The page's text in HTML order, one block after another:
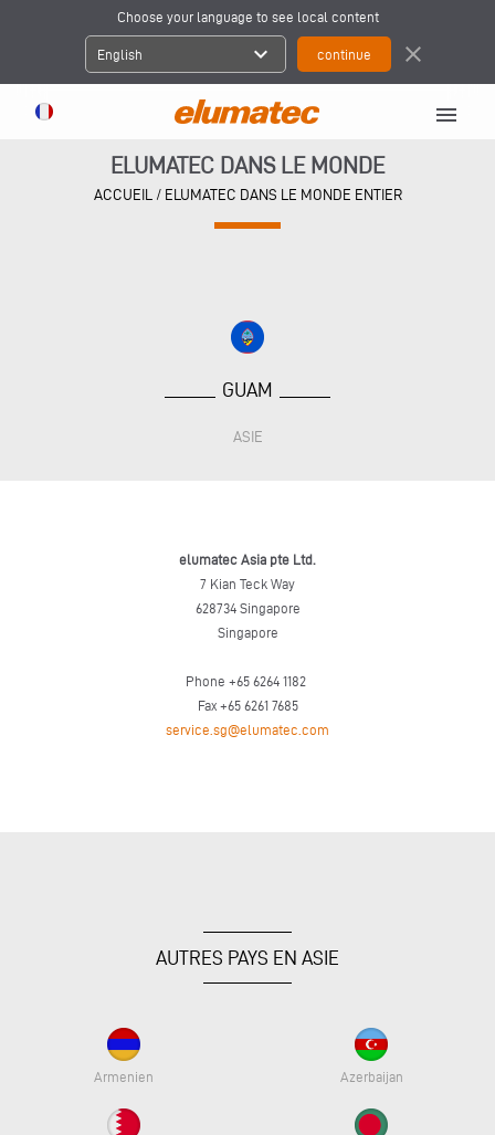
Choose your language to see local content
English expand_more close
menu
ELUMATEC DANS LE MONDE
ACCUEIL/ ELUMATEC DANS LE MONDE ENTIER
GUAM
ASIE
elumatec Asia pte Ltd.
7 Kian Teck Way
628734 Singapore
Singapore
Phone +65 6264 1182
Fax +65 6261 7685
service.sg@elumatec.com
AUTRES PAYS EN ASIE
Armenien Azerbaijan